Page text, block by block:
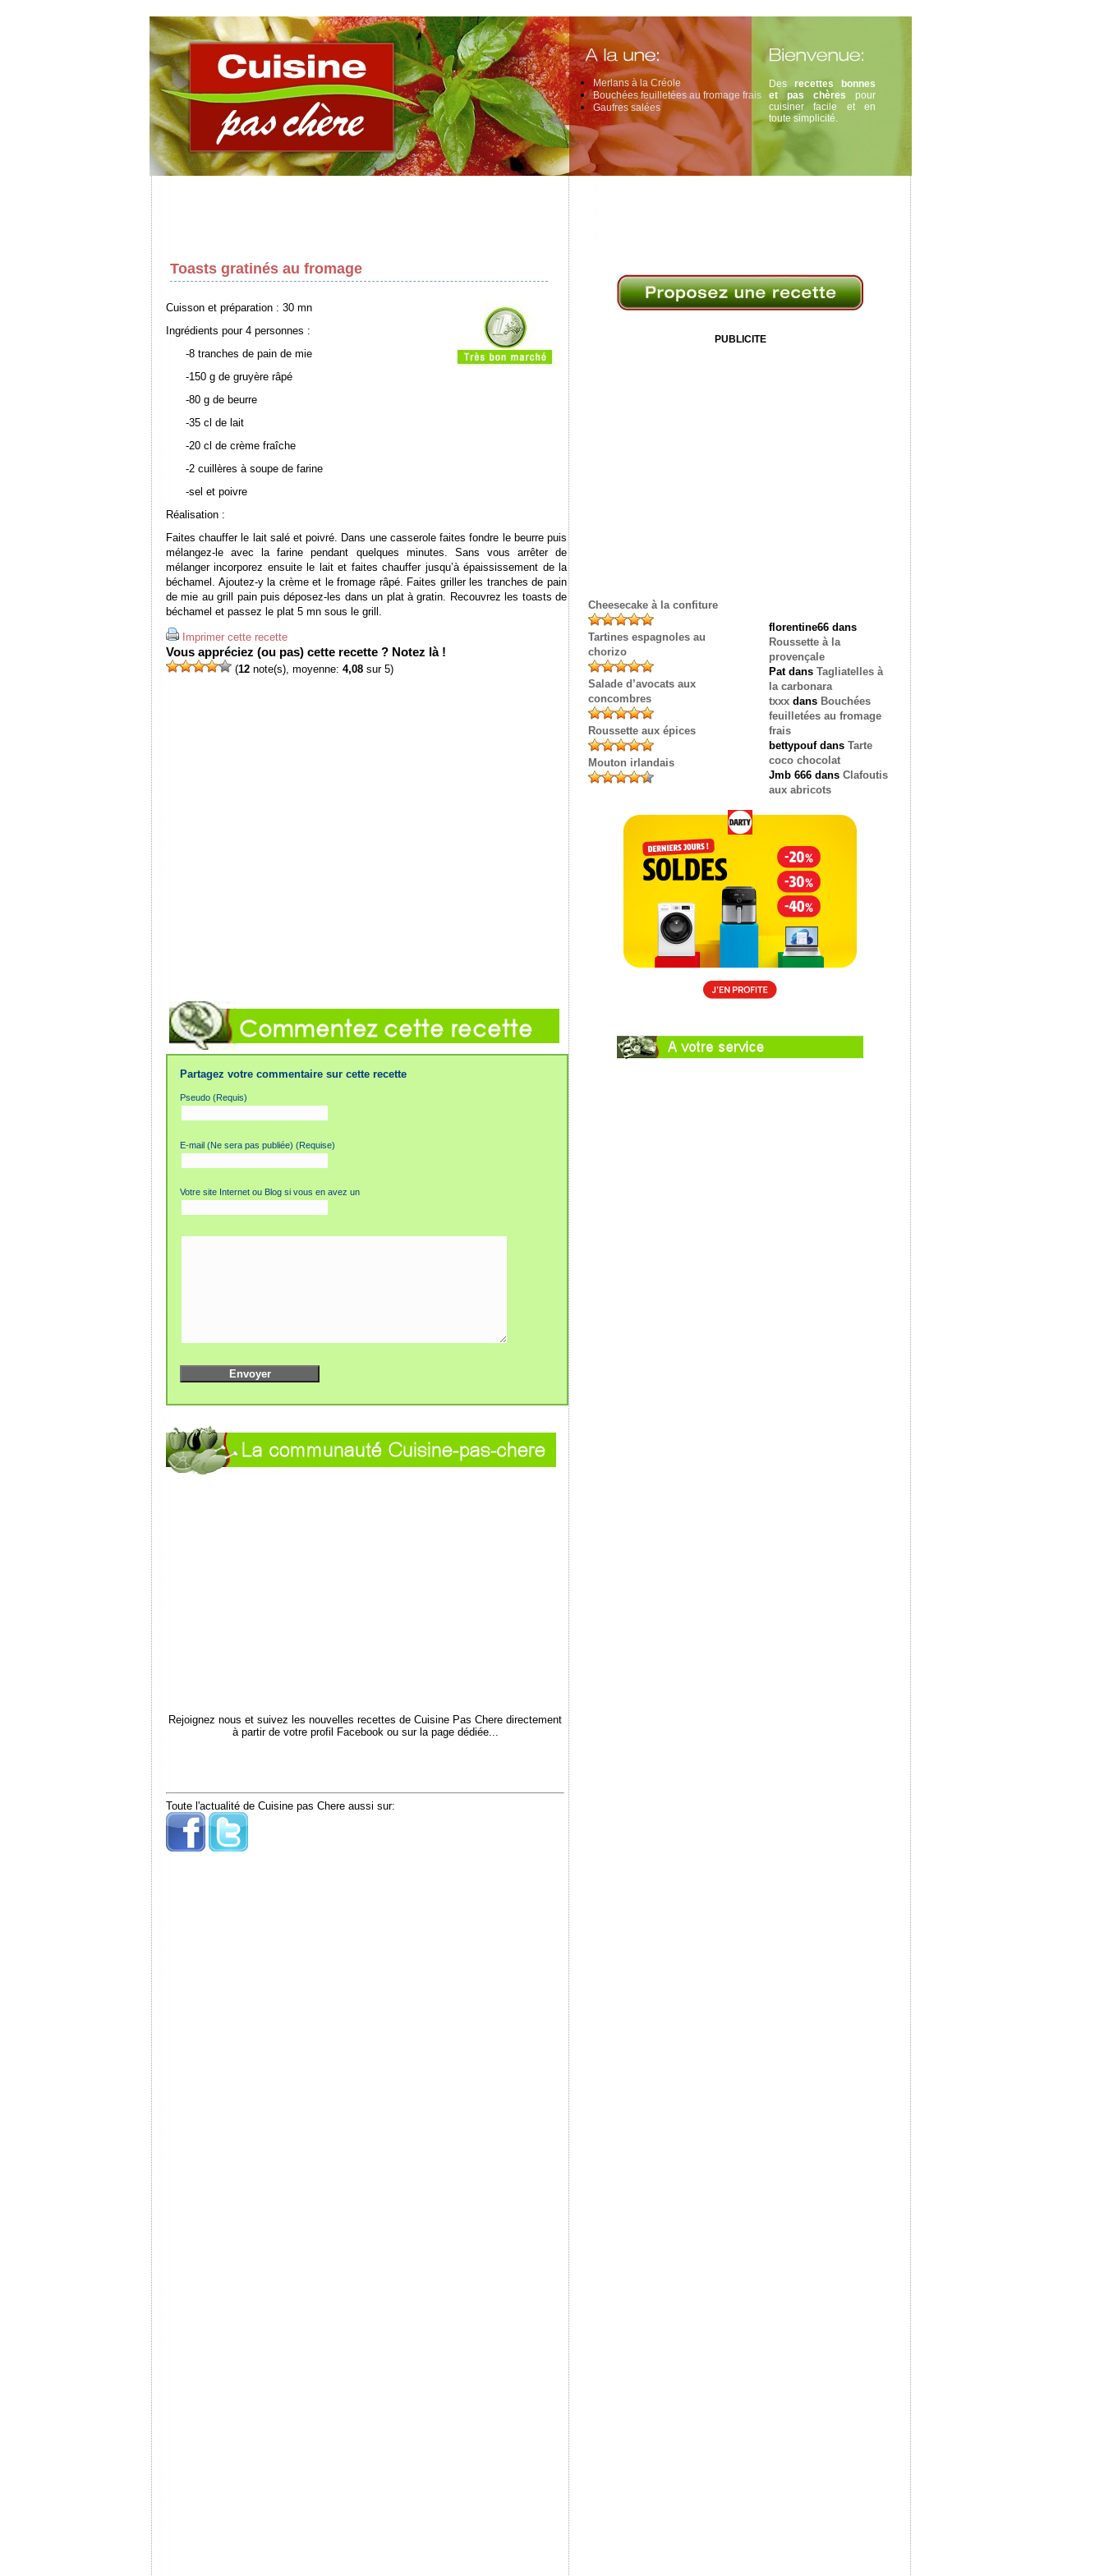
Des recettes bonnes
et pas chères pour
cuisiner facile et en
toute simplicité.
Merlans à la Créole
Bouchées feuilletées au fromage frais
Gaufres salées
Toasts gratinés au fromage
Cuisson et préparation : 30 mn
Ingrédients pour 4 personnes :
-8 tranches de pain de mie
-150 g de gruyère râpé
-80 g de beurre
-35 cl de lait
-20 cl de crème fraîche
-2 cuillères à soupe de farine
-sel et poivre
Réalisation :
Faites chauffer le lait salé et poivré. Dans une casserole faites fondre le beurre puis
mélangez-le avec la farine pendant quelques minutes. Sans vous arrêter de
mélanger incorporez ensuite le lait et faites chauffer jusqu’à épaississement de la
béchamel. Ajoutez-y la crème et le fromage râpé. Faites griller les tranches de pain
de mie au grill pain puis déposez-les dans un plat à gratin. Recouvrez les toasts de
béchamel et passez le plat 5 mn sous le grill.
Imprimer cette recette
Vous appréciez (ou pas) cette recette ? Notez là !
(12 note(s), moyenne: 4,08 sur 5)
Partagez votre commentaire sur cette recette
Pseudo (Requis)
E-mail (Ne sera pas publiée) (Requise)
Votre site Internet ou Blog si vous en avez un
Rejoignez nous et suivez les nouvelles recettes de Cuisine Pas Chere directement
à partir de votre profil Facebook ou sur la page dédiée...
Toute l'actualité de Cuisine pas Chere aussi sur:
PUBLICITE
Cheesecake à la confiture
Tartines espagnoles au
chorizo
Salade d’avocats aux
concombres
Roussette aux épices
Mouton irlandais
florentine66 dans
Roussette à la
provençale
Patdans Tagliatelles à
la carbonara
txxx dans Bouchées
feuilletées au fromage
frais
bettypoufdans Tarte
coco chocolat
Jmb 666 dans Clafoutis
aux abricots